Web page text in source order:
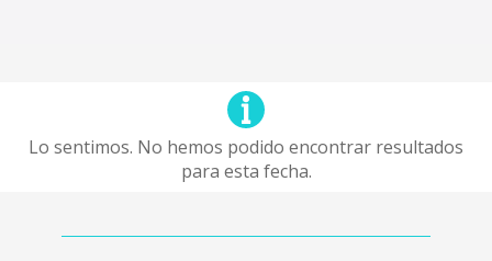
Lo sentimos. No hemos podido encontrar resultados
para esta fecha.